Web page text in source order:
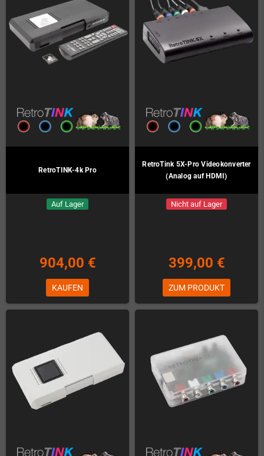
RetroTINK-4k Pro
Auf Lager
904,00 €
KAUFEN
RetroTink 5X-Pro Videokonverter
(Analog auf HDMI)
Nicht auf Lager
399,00 €
ZUM PRODUKT